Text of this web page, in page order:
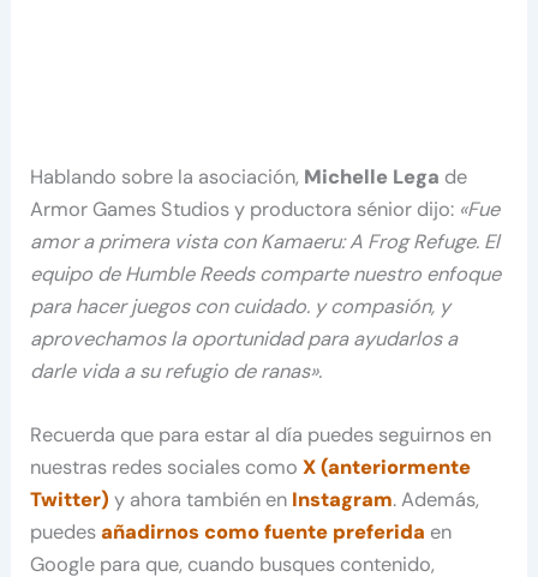
Hablando sobre la asociación, Michelle Lega de
Armor Games Studios y productora sénior dijo: «Fue
amor a primera vista con Kamaeru: A Frog Refuge. El
equipo de Humble Reeds comparte nuestro enfoque
para hacer juegos con cuidado. y compasión, y
aprovechamos la oportunidad para ayudarlos a
darle vida a su refugio de ranas».
Recuerda que para estar al día puedes seguirnos en
nuestras redes sociales comoX (anteriormente
Twitter) y ahora también en Instagram. Además,
puedesañadirnos como fuente preferida en
Google para que, cuando busques contenido,